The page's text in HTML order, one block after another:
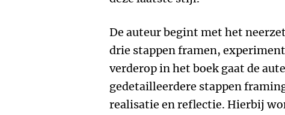
De auteur begint met het
drie stappen framen,
verderop in het boek gaat de
gedetailleerdere stappen
realisatie en reflectie. Hierbij